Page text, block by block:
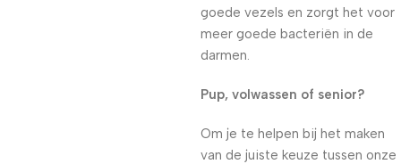
goede vezels en zorgt het voor
meer goede bacteriën in de
darmen.
Pup, volwassen of senior?
Om je te helpen bij het maken
van de juiste keuze tussen onze